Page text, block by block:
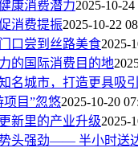
康消费潜力2025-10-24
消费提振2025-10-22
口尝到丝路美食2025-
的国际消费目的地
名城市，打造更具吸
项目”忽悠2025-10-20
新里的产业升级2025-
头强劲—— 半小时送